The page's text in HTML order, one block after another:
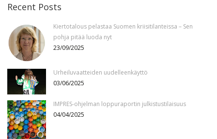
Recent Posts
Kiertotalous pelastaa Suomen kriisitilanteissa – Sen
pohja pitää luoda nyt
23/09/2025
Urheiluvaatteiden uudelleenkäyttö
03/06/2025
IMPRES-ohjelman loppuraportin julkistustilaisuus
04/04/2025